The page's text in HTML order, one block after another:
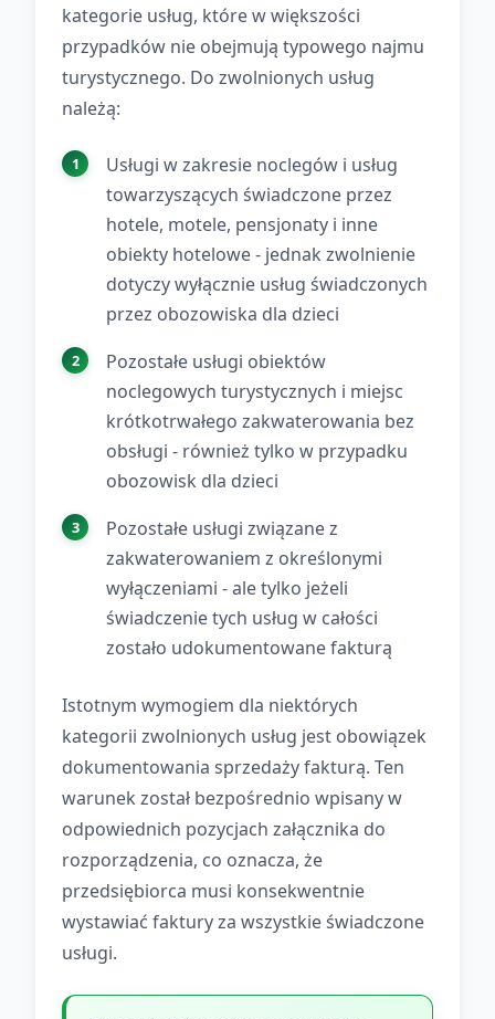
kategorie usług, które w większości
przypadków nie obejmują typowego najmu
turystycznego. Do zwolnionych usług
należą:
Usługi w zakresie noclegów i usług
towarzyszących świadczone przez
hotele, motele, pensjonaty i inne
obiekty hotelowe - jednak zwolnienie
dotyczy wyłącznie usług świadczonych
przez obozowiska dla dzieci
Pozostałe usługi obiektów
noclegowych turystycznych i miejsc
krótkotrwałego zakwaterowania bez
obsługi - również tylko w przypadku
obozowisk dla dzieci
Pozostałe usługi związane z
zakwaterowaniem z określonymi
wyłączeniami - ale tylko jeżeli
świadczenie tych usług w całości
zostało udokumentowane fakturą
Istotnym wymogiem dla niektórych
kategorii zwolnionych usług jest obowiązek
dokumentowania sprzedaży fakturą. Ten
warunek został bezpośrednio wpisany w
odpowiednich pozycjach załącznika do
rozporządzenia, co oznacza, że
przedsiębiorca musi konsekwentnie
wystawiać faktury za wszystkie świadczone
usługi.